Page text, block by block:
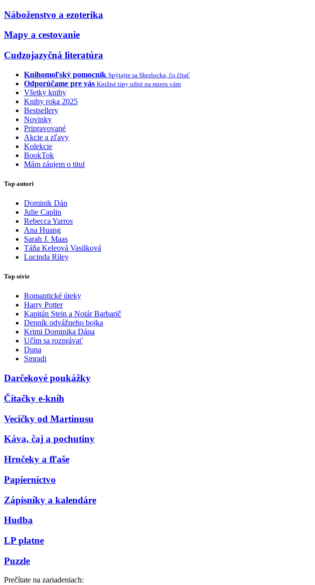
Náboženstvo a ezoterika
Mapy a cestovanie
Cudzojazyčná literatúra
Knihomoľský pomocník Spýtajte sa Sherlocka, čo čítať
Odporúčame pre vás Knižné tipy ušité na mieru vám
Všetky knihy
Knihy roka 2025
Bestsellery
Novinky
Pripravované
Akcie a zľavy
Kolekcie
BookTok
Mám záujem o titul
Top autori
Dominik Dán
Julie Caplin
Rebecca Yarros
Ana Huang
Sarah J. Maas
Táňa Keleová Vasilková
Lucinda Riley
Top série
Romantické úteky
Harry Potter
Kapitán Stein a Notár Barbarič
Denník odvážneho bojka
Krimi Dominika Dána
Učím sa rozprávať
Duna
Smradi
Darčekové poukážky
Čítačky e-kníh
Vecičky od Martinusu
Káva, čaj a pochutiny
Hrnčeky a fľaše
Papiernictvo
Zápisníky a kalendáre
Hudba
LP platne
Puzzle
Prečítate na zariadeniach: